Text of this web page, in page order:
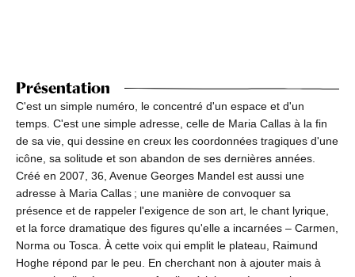
Présentation
C'est un simple numéro, le concentré d'un espace et d'un
temps. C'est une simple adresse, celle de Maria Callas à la fin
de sa vie, qui dessine en creux les coordonnées tragiques d'une
icône, sa solitude et son abandon de ses dernières années.
Créé en 2007, 36, Avenue Georges Mandel est aussi une
adresse à Maria Callas ; une manière de convoquer sa
présence et de rappeler l'exigence de son art, le chant lyrique,
et la force dramatique des figures qu'elle a incarnées – Carmen,
Norma ou Tosca. À cette voix qui emplit le plateau, Raimund
Hoghe répond par le peu. En cherchant non à ajouter mais à